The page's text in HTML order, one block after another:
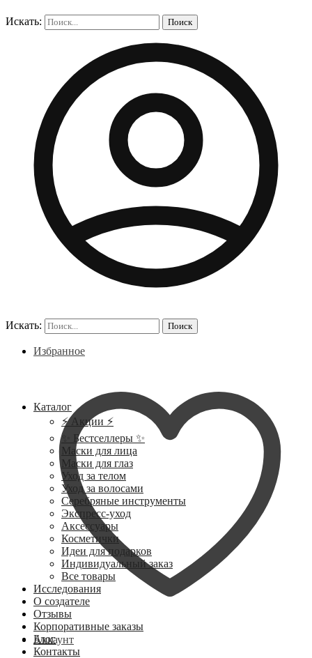
Искать: Поиск
Избранное
Аккаунт
Искать: Поиск
Каталог
⚡ Акции ⚡
✨ Бестселлеры ✨
Маски для лица
Маски для глаз
Уход за телом
Уход за волосами
Серебряные инструменты
Экспресс-уход
Аксессуары
Косметички
Идеи для подарков
Индивидуальный заказ
Все товары
Исследования
О создателе
Отзывы
Корпоративные заказы
Блог
Контакты